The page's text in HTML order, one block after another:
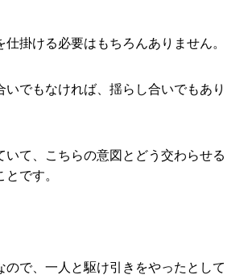
掛ける必要はもちろんありません。
いでもなければ、揺らし合いでもあり
いて、こちらの意図とどう交わらせる
です。
ので、一人と駆け引きをやったとして